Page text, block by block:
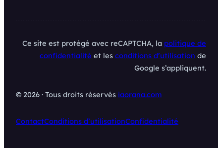
Ce site est protégé avec reCAPTCHA, la politique de
confidentialité et les conditions d’utilisation de
Google s’appliquent.
© 2026 · Tous droits réservés iaorana.com
ContactConditions d’utilisationConfidentialité